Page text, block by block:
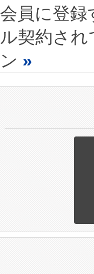
会員に登
ル契約さ
ン »